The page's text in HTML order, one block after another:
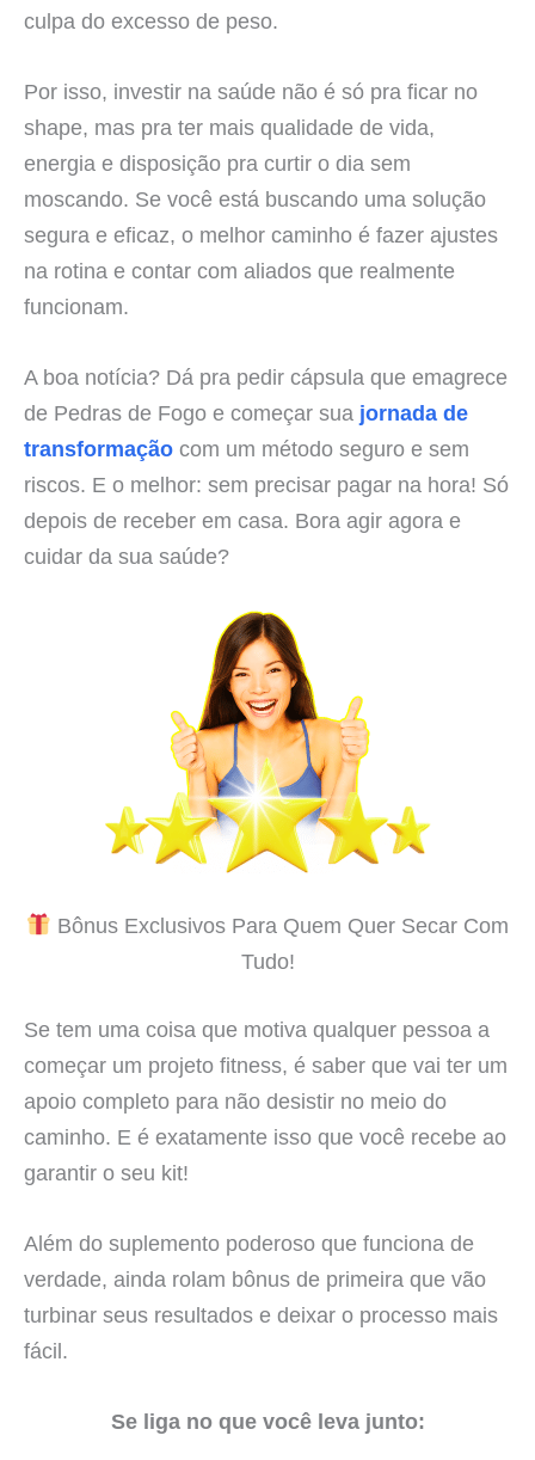
culpa do excesso de peso.
Por isso, investir na saúde não é só pra ficar no
shape, mas pra ter mais qualidade de vida,
energia e disposição pra curtir o dia sem
moscando. Se você está buscando uma solução
segura e eficaz, o melhor caminho é fazer ajustes
na rotina e contar com aliados que realmente
funcionam.
A boa notícia? Dá pra pedir cápsula que emagrece
de Pedras de Fogo e começar sua jornada de
transformação com um método seguro e sem
riscos. E o melhor: sem precisar pagar na hora! Só
depois de receber em casa. Bora agir agora e
cuidar da sua saúde?
Bônus Exclusivos Para Quem Quer Secar Com
Tudo!
Se tem uma coisa que motiva qualquer pessoa a
começar um projeto fitness, é saber que vai ter um
apoio completo para não desistir no meio do
caminho. E é exatamente isso que você recebe ao
garantir o seu kit!
Além do suplemento poderoso que funciona de
verdade, ainda rolam bônus de primeira que vão
turbinar seus resultados e deixar o processo mais
fácil.
Se liga no que você leva junto: